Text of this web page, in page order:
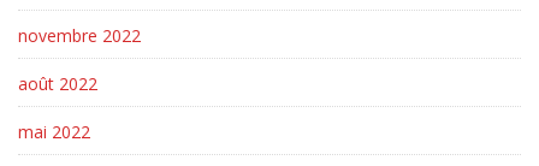
novembre 2022
août 2022
mai 2022